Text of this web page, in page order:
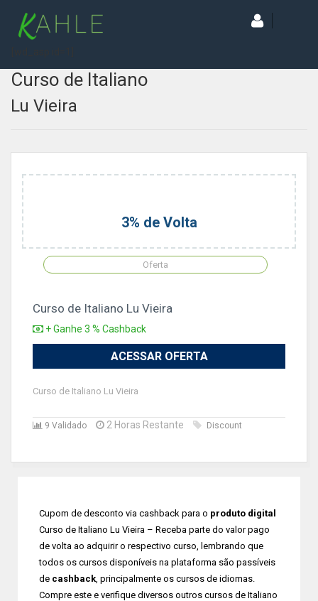
Curso de Italiano
Lu Vieira
3% de Volta
Oferta
Curso de Italiano Lu Vieira
+ Ganhe 3 % Cashback
ACESSAR OFERTA
Curso de Italiano Lu Vieira
9 Validado 2 Horas Restante Discount
Cupom de desconto via cashback para o produto digital
Curso de Italiano Lu Vieira – Receba parte do valor pago
de volta ao adquirir o respectivo curso, lembrando que
todos os cursos disponíveis na plataforma são passíveis
de cashback, principalmente os cursos de idiomas.
Compre este e verifique diversos outros cursos de Italiano